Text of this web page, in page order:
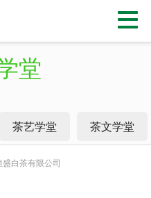
堂
茶艺学堂 茶文学堂
白茶有限公司